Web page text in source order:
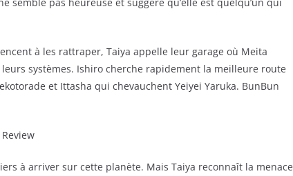
à les rattraper, Taiya appelle leur garage où Meita
systèmes. Ishiro cherche rapidement la meilleure route
et Ittasha qui chevauchent Yeiyei Yaruka. BunBun
à arriver sur cette planète. Mais Taiya reconnaît la menace